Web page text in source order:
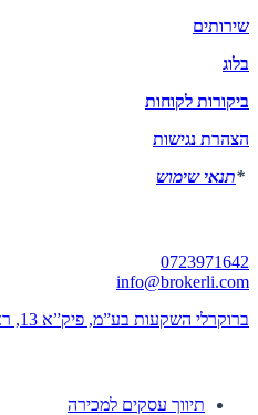
שירותים
בלוג
ביקורות לקוחות
הצהרת נגישות
*תנאי שימוש
0723971642
info@brokerli.com
ברוקרלי השקעות בע”מ, פיק”א 13, ראשון לציון
תיווך עסקים למכירה